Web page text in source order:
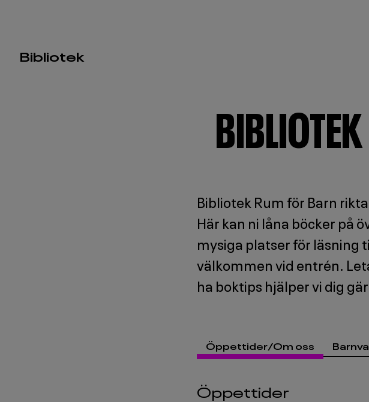
Huvudmeny
Bibliotek
Bibliotek Rum för Barn
Här kan ni låna böcker på
mysiga platser för läsning
välkommen vid entrén.
ha boktips hjälper vi dig
Öppettider/Om oss
Öppettider